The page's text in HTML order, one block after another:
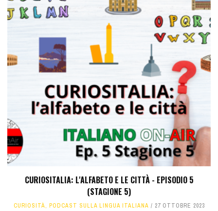
CURIOSITALIA: L'ALFABETO E LE CITTÀ - EPISODIO 5
(STAGIONE 5)
CURIOSITÀ, PODCAST SULLA LINGUA ITALIANA 27 OTTOBRE 2023